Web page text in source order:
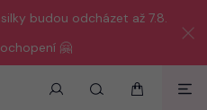
budou odcházet až 7.8.
🤗